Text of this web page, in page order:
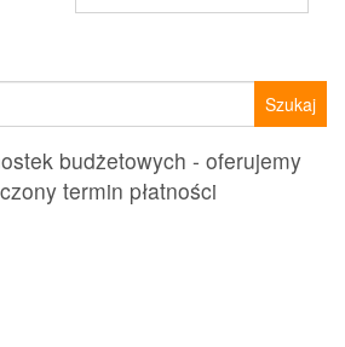
budżetowych - oferujemy
termin płatności